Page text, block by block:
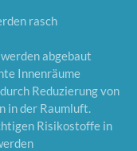
rasch
abgebaut
Innenräume
Reduzierung von
in der Raumluft.
Risikostoffe in